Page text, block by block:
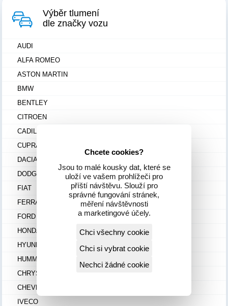
Výběr tlumení
dle značky vozu
AUDI
ALFA ROMEO
ASTON MARTIN
BMW
BENTLEY
CITROEN
CADILLAC
CUPRA
DACIA
DODGE
FIAT
FERRARI
FORD
HONDA
HYUNDAI
HUMMER
CHRYSLER
CHEVROLET
IVECO
Chcete cookies?
Jsou to malé kousky dat, které se
uloží ve vašem prohlížeči pro
příští návštěvu. Slouží pro
správné fungování stránek,
měření návštěvnosti
a marketingové účely.
Chci všechny cookie
Chci si vybrat cookie
Nechci žádné cookie